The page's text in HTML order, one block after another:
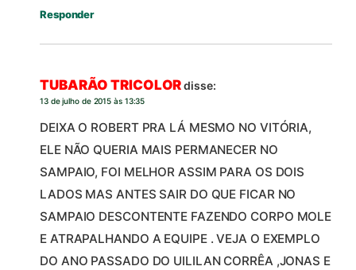
Responder
TUBARÃO TRICOLORdisse:
13 de julho de 2015 às 13:35
DEIXA O ROBERT PRA LÁ MESMO NO VITÓRIA,
ELE NÃO QUERIA MAIS PERMANECER NO
SAMPAIO, FOI MELHOR ASSIM PARA OS DOIS
LADOS MAS ANTES SAIR DO QUE FICAR NO
SAMPAIO DESCONTENTE FAZENDO CORPO MOLE
E ATRAPALHANDO A EQUIPE . VEJA O EXEMPLO
DO ANO PASSADO DO UILILAN CORRÊA ,JONAS E